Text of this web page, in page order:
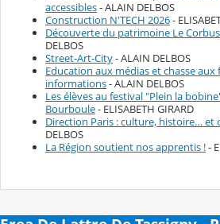
accessibles- ALAIN DELBOS
Construction N'TECH 2026-
Découverte du patrimoine Le
DELBOS
Street-Art-City- ALAIN DELBOS
Education aux médias et chasse aux
informations- ALAIN DELBOS
Les élèves au festival "Plein la
Bourboule- ELISABETH GIRARD
Direction Paris : culture, histoire… et
DELBOS
La Région soutient nos apprentis !-